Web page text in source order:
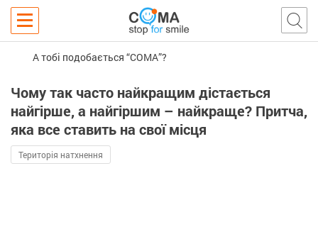
А тобі подобається “COMA”?
Чому так часто найкращим дістається
найгірше, а найгіршим – найкраще? Притча,
яка все ставить на свої місця
Територія натхнення